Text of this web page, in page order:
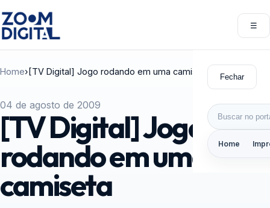
☰
Fechar
Buscar por:
Home
Home› [TV Digital] Jogo rodando em uma camiseta
04 de agosto de 2009
[TV Digital] Jogo
rodando em uma
camiseta